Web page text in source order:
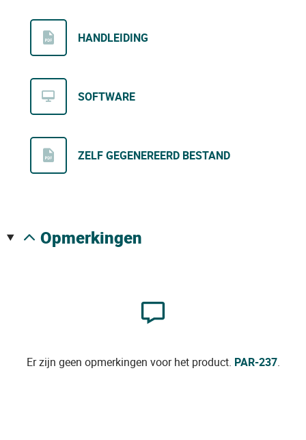
HANDLEIDING
SOFTWARE
ZELF GEGENEREERD BESTAND
opmerkingen
Er zijn geen opmerkingen voor het product. PAR-237.